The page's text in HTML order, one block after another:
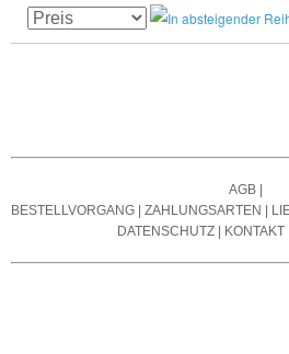
AGB|
BESTELLVORGANG
ZAHLUNGSARTEN
DATENSCHUTZ| KONTAKT|